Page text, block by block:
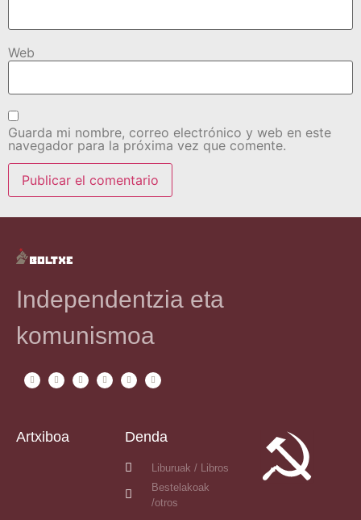
Web
Guarda mi nombre, correo electrónico y web en este
navegador para la próxima vez que comente.
Independentzia eta
komunismoa
Artxiboa Denda
Liburuak / Libros
Bestelakoak
/otros